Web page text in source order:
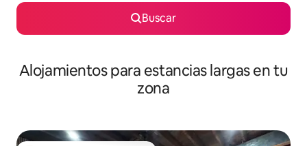
Buscar
Alojamientos para estancias largas en tu
zona